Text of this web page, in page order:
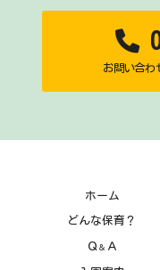
お問い合わ
ホーム
どんな保育？
Ｑ ＆ Ａ